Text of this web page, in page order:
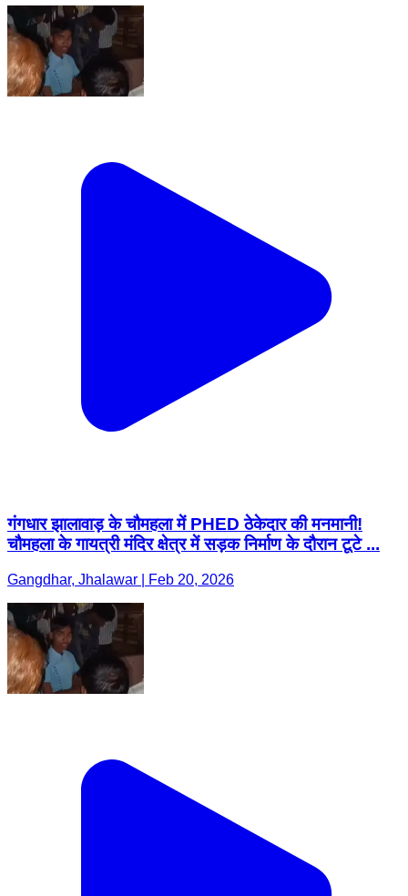
गंगधार झालावाड़ के चौमहला में PHED ठेकेदार की मनमानी! ​
चौमहला के गायत्री मंदिर क्षेत्र में सड़क निर्माण के दौरान टूटे ...
Gangdhar, Jhalawar | Feb 20, 2026